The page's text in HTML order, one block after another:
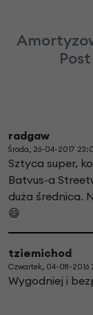
radgaw
Środa, 26-04-2017
Sztyca super,
Batvus-a
duża średnica.
😄
tziemichod
Czwartek, 04-08-2016
Wygodniej i